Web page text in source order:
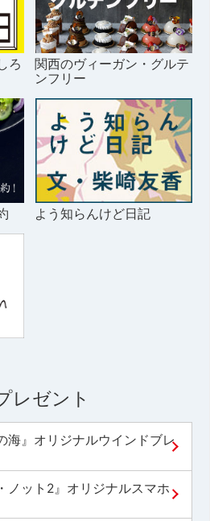
ろ
関西のヴィーガン・グルテ
ンフリー
よう知らんけど日記
レゼント
海』オリジナルウインドブレ
ノット2』オリジナルスマホ